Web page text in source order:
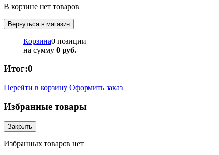
В корзине нет товаров
Вернуться в магазин
Корзина0 позиций
на сумму 0 руб.
Итог:0
Перейти в корзину Оформить заказ
Избранные товары
Закрыть
Избранных товаров нет